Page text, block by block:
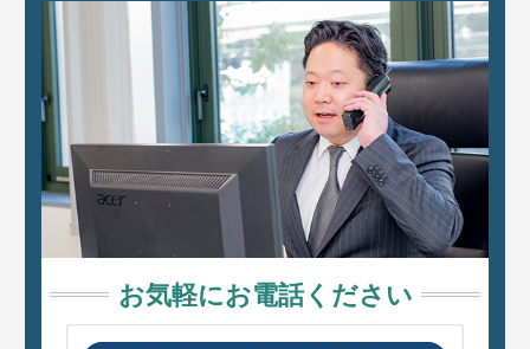
お気軽にお電話ください